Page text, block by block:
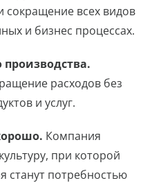
всех видов
и бизнес процессах.
расходов без
и услуг.
Компания
при которой
станут потребностью